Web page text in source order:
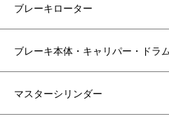
ブレーキローター
ブレーキ本体・キャリパー・ドラ
マスターシリンダー